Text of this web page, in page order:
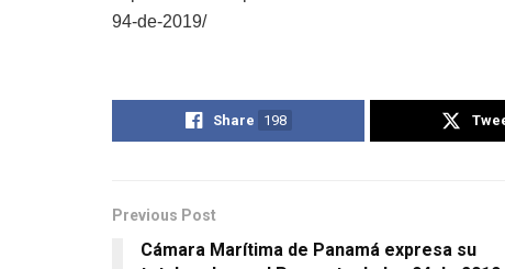
94-de-2019/
Share 198
Previous Post
Cámara Marítima de Panamá expresa su